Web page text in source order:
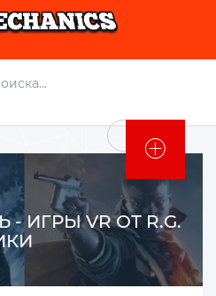
Войти
- ИГРЫ VR ОТ R.G.